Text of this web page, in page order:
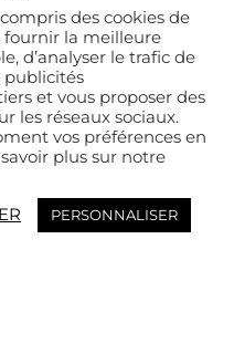
Pour les particuliers
Champmarket.
des cookies de
fournir la meilleure
d’analyser le trafic de
publicités
et vous proposer des
les réseaux sociaux.
vos préférences en
plus sur notre
PERSONNALISER